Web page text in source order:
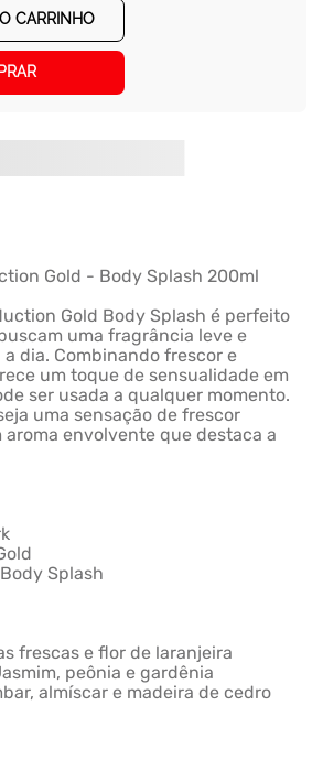
CARRINHO
Gold - Body Splash 200ml
Gold Body Splash é perfeito
uma fragrância leve e
dia. Combinando frescor e
um toque de sensualidade em
ser usada a qualquer momento.
uma sensação de frescor
envolvente que destaca a
Splash
frescas e flor de laranjeira
peônia e gardênia
almíscar e madeira de cedro